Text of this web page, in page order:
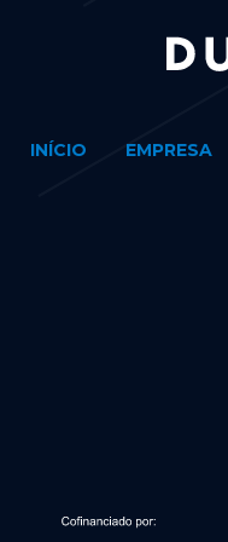
INÍCIO EMPRESA